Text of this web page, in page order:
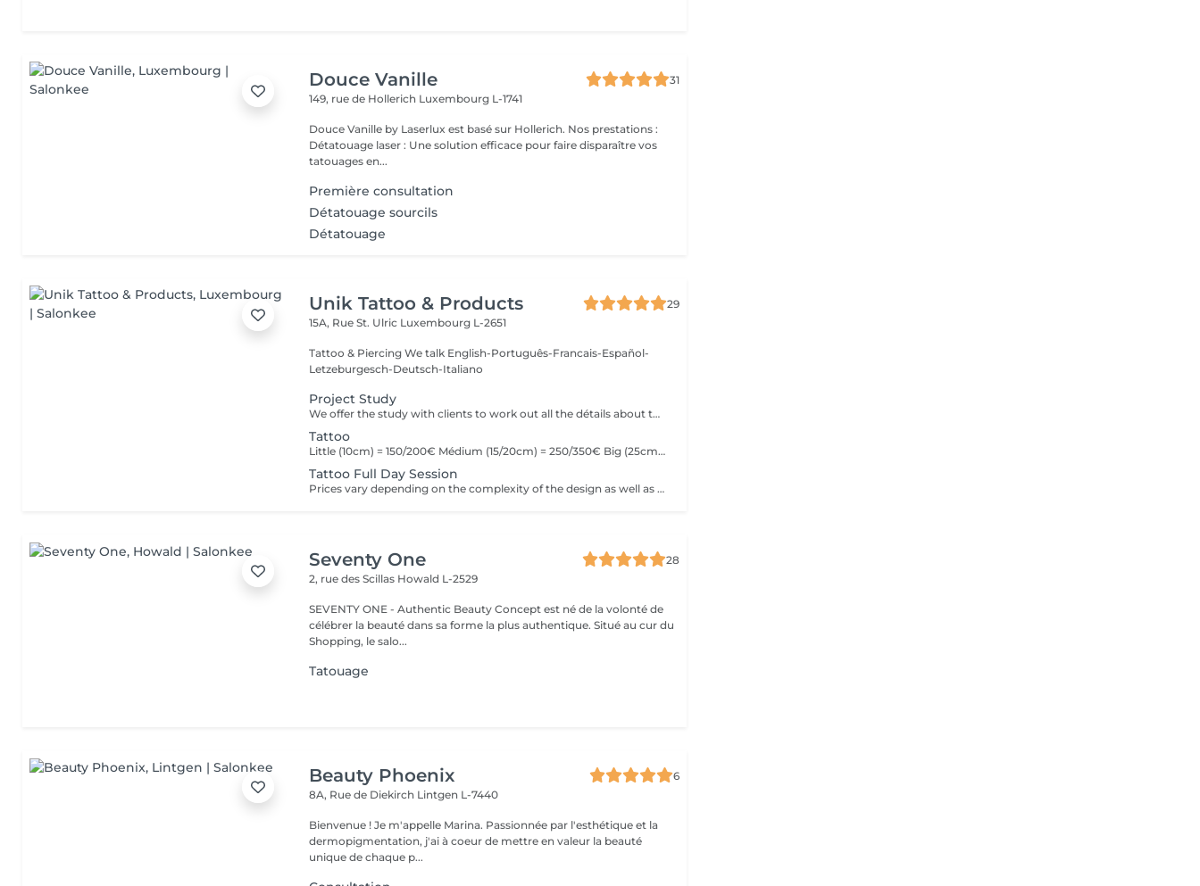
Douce Vanille
31
149, rue de Hollerich Luxembourg L-1741
Douce Vanille by Laserlux est basé sur Hollerich. Nos prestations :
Détatouage laser : Une solution efficace pour faire disparaître vos
tatouages en...
Première consultation
Détatouage sourcils
Détatouage
Unik Tattoo & Products
29
15A, Rue St. Ulric Luxembourg L-2651
Tattoo & Piercing We talk English-Português-Francais-Español-
Letzeburgesch-Deutsch-Italiano
Project Study
We offer the study with clients to work out all the détails about their tattoo.
Tattoo
Little (10cm) = 150/200€ Médium (15/20cm) = 250/350€ Big (25cm/+) = start at 400€ Custom quotes per project! The prices vary depending on the complexity of the design as well as the área to be tattoed!
Tattoo Full Day Session
Prices vary depending on the complexity of the design as well as the área to be tattoed.
Seventy One
28
2, rue des Scillas Howald L-2529
SEVENTY ONE - Authentic Beauty Concept est né de la volonté de
célébrer la beauté dans sa forme la plus authentique. Situé au cur du
Shopping, le salo...
Tatouage
Beauty Phoenix
6
8A, Rue de Diekirch Lintgen L-7440
Bienvenue ! Je m'appelle Marina. Passionnée par l'esthétique et la
dermopigmentation, j'ai à coeur de mettre en valeur la beauté
unique de chaque p...